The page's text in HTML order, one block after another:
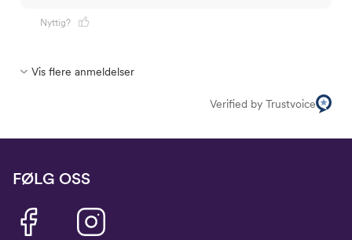
Nyttig?
Vis flere anmeldelser
Verified by Trustvoice
FØLG OSS